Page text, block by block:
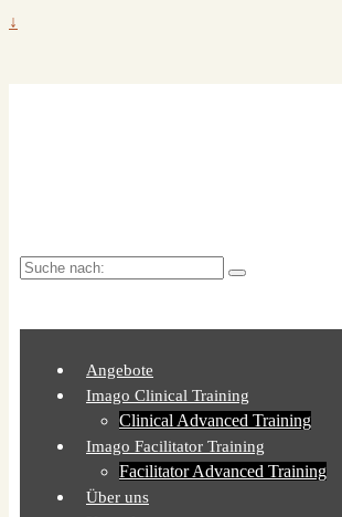
↓
Suche
Angebote
Imago Clinical Training
Clinical Advanced Training
Imago Facilitator Training
Facilitator Advanced Training
Über uns